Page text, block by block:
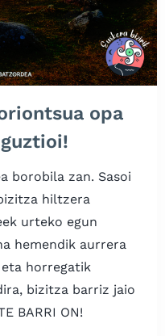
opa
borobila zan. Sasoi
hiltzera
urteko egun
hemendik aurrera
horregatik
bizitza barriz jaio
BARRI ON!